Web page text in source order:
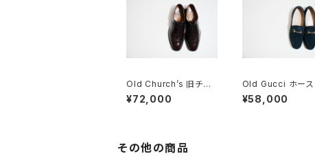
Old Church’s 旧チャ
ーチ 四都市 BELMON
Tパンチドキャップトウ
¥72,000
Old Gucci ホース
トローファー 36C
y Suede
¥58,000
その他の商品